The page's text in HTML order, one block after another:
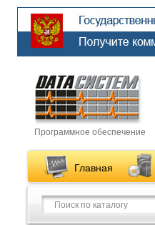
Программное обеспечение
Главная